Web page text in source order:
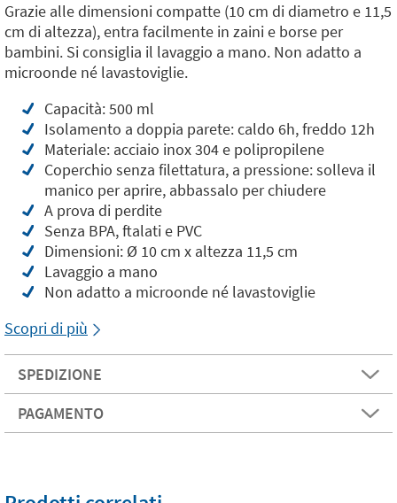
Grazie alle dimensioni compatte (10 cm di diametro e 11,5
cm di altezza), entra facilmente in zaini e borse per
bambini. Si consiglia il lavaggio a mano. Non adatto a
microonde né lavastoviglie.
Capacità: 500 ml
Isolamento a doppia parete: caldo 6h, freddo 12h
Materiale: acciaio inox 304 e polipropilene
Coperchio senza filettatura, a pressione: solleva il
manico per aprire, abbassalo per chiudere
A prova di perdite
Senza BPA, ftalati e PVC
Dimensioni: Ø 10 cm x altezza 11,5 cm
Lavaggio a mano
Non adatto a microonde né lavastoviglie
Scopri di più
SPEDIZIONE
PAGAMENTO